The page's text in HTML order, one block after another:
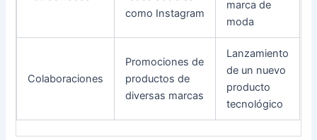
como Instagram
marca de
moda
Colaboraciones
Promociones de
productos de
diversas marcas
Lanzamiento
de un nuevo
producto
tecnológico